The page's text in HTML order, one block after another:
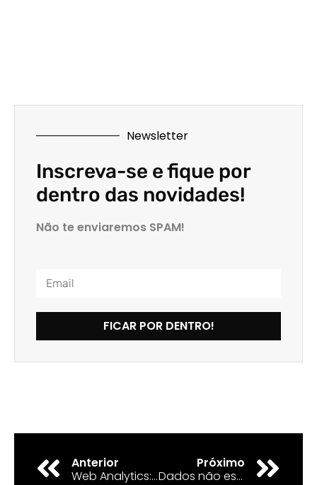
Newsletter
Inscreva-se e fique por
dentro das novidades!
Não te enviaremos SPAM!
FICAR POR DENTRO!
Anterior
Web Analytics: Como usar dados para ter melhores resultados?
Próximo
Dados não estruturados: Como analisar e quais técnicas utilizar